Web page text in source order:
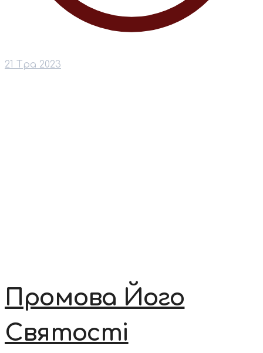
21 Тра 2023
Промова Його
Святості